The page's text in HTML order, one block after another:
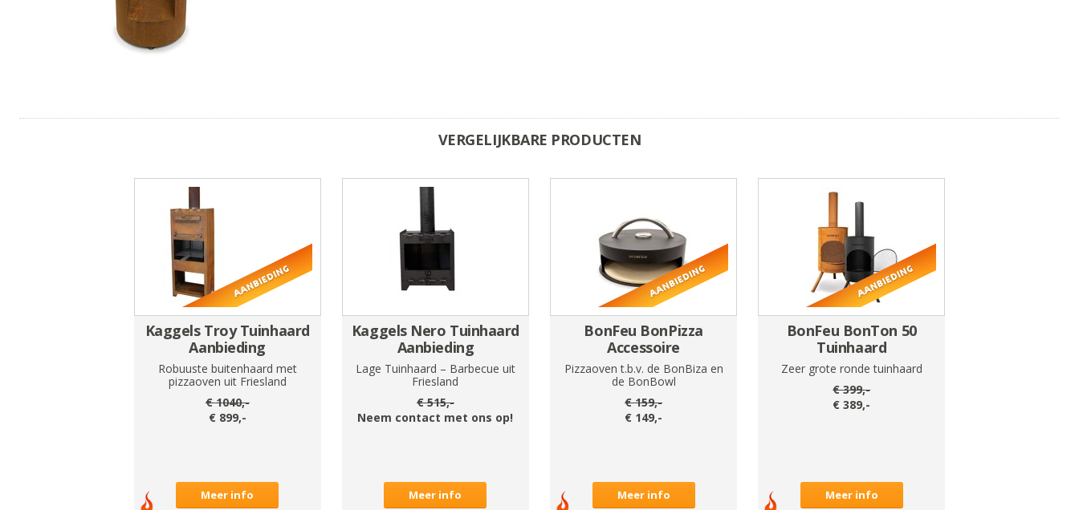
VERGELIJKBARE PRODUCTEN
Kaggels Troy Tuinhaard
Aanbieding
Robuuste buitenhaard met
pizzaoven uit Friesland
€1040,-
€ 899,-
Meer info
Kaggels Nero Tuinhaard
Aanbieding
Lage Tuinhaard – Barbecue uit
Friesland
€515,-
Neem contact met ons op!
Meer info
BonFeu BonPizza
Accessoire
Pizzaoven t.b.v. de BonBiza en
de BonBowl
€159,-
€ 149,-
Meer info
BonFeu BonTon 50
Tuinhaard
Zeer grote ronde tuinhaard
€399,-
€389,-
Meer info